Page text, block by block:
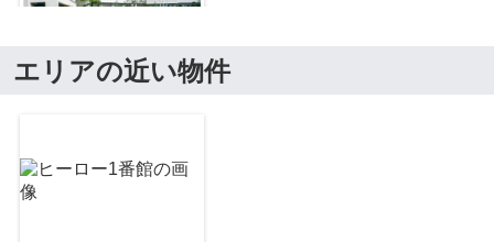
レオパレスルミエール
エリアの近い物件